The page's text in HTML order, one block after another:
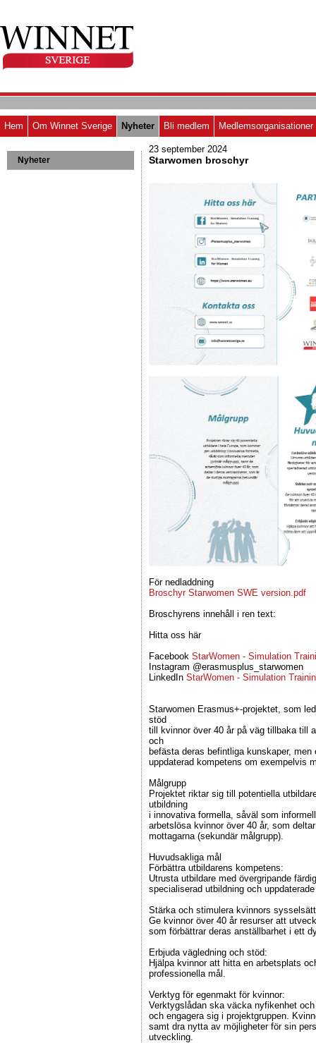
Hem Om Winnet Sverige Nyheter Bli medlem Medlemsorganisationer
Nyheter
23 september 2024
Starwomen broschyr
För nedladdning
Broschyr Starwomen SWE version.pdf
Broschyrens innehåll i ren text:
Hitta oss här
Facebook StarWomen - Simulation
Instagram @erasmusplus_starwomen
LinkedIn StarWomen - Simulation
Starwomen Erasmus+-projektet, som
stöd
till kvinnor över 40 år på väg tillbaka till
och
befästa deras befintliga kunskaper,
uppdaterad kompetens om exempelvis
Målgrupp
Projektet riktar sig till potentiella
utbildning
i innovativa formella, såväl som
arbetslösa kvinnor över 40 år, som
mottagarna (sekundär målgrupp).
Huvudsakliga mål
Förbättra utbildarens kompetens:
Utrusta utbildare med övergripande
specialiserad utbildning och
Stärka och stimulera kvinnors
Ge kvinnor över 40 år resurser att
som förbättrar deras anställbarhet i ett
Erbjuda vägledning och stöd:
Hjälpa kvinnor att hitta en arbetsplats
professionella mål.
Verktyg för egenmakt för kvinnor:
Verktygslådan ska väcka nyfikenhet
och engagera sig i projektgruppen.
samt dra nytta av möjligheter för sin
utveckling.